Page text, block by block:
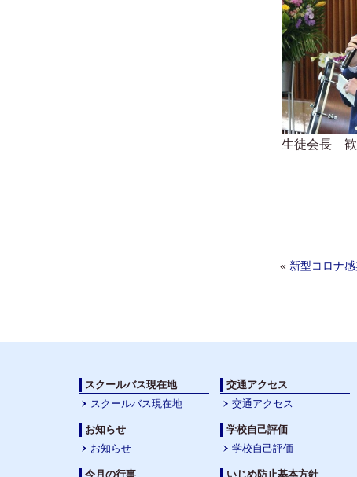
生徒会長 歓
Post
« 新型コロナ
スクールバス現在地
スクールバス現在地
お知らせ
お知らせ
今月の行事
交通アクセス
交通アクセス
学校自己評価
学校自己評価
いじめ防止基本方針